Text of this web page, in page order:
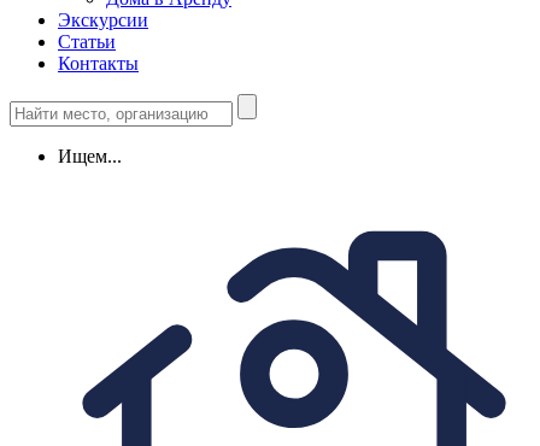
Экскурсии
Статьи
Контакты
Ищем...